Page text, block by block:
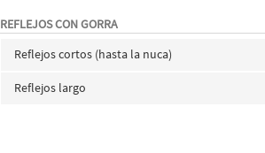
REFLEJOS CON GORRA
Reflejos cortos (hasta la nuca)
Reflejos largo